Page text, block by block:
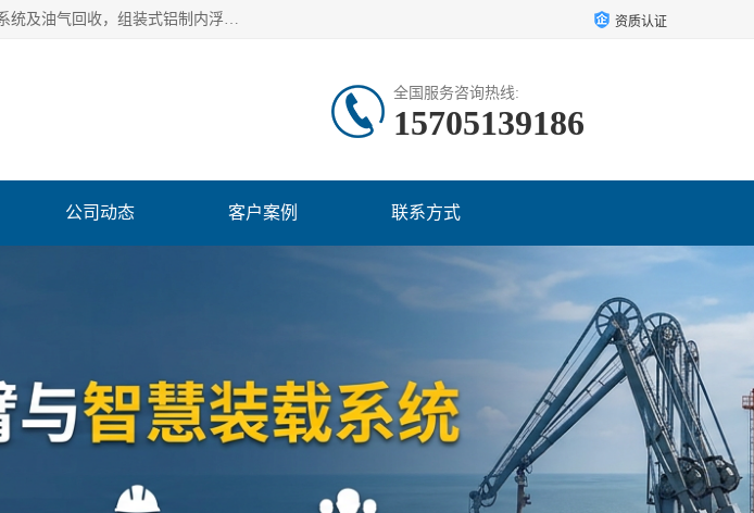
连云港爱德石化机械有限公司主要产品有：鹤管、旋转接头、密封圈、输油臂、储运定量装车系统及油气回收，组装式铝制内浮盘及油罐附件、钢结构栈桥/平台、活动梯、紧急脱离拉断阀等。完备的制造和检测手段以及高素质的员工确保了产品的质量。 资质认证
全国服务咨询热线:
15705139186
公司动态 客户案例 联系方式